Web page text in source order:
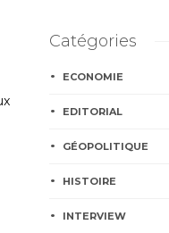
Catégories
ECONOMIE
EDITORIAL
GÉOPOLITIQUE
HISTOIRE
INTERVIEW